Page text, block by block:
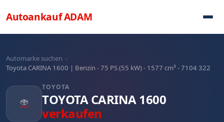
AutoankaufADAM
Automarke suchen ›
Toyota CARINA 1600 | Benzin - 75 PS (55 kW) - 1577 cm³ - 7104 322
TOYOTA
TOYOTA CARINA 1600
verkaufen